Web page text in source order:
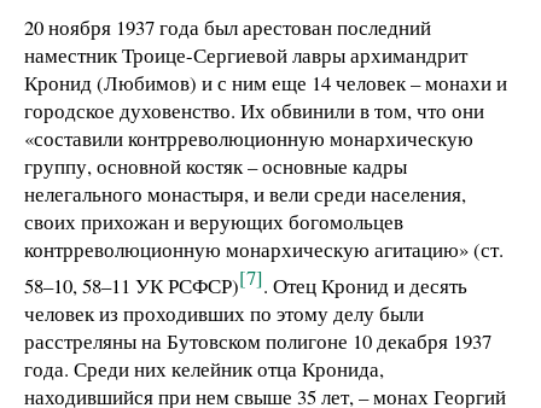
20 ноября 1937 года был арестован последний
наместник Троице-Сергиевой лавры архимандрит
Кронид (Любимов) и с ним еще 14 человек – монахи и
городское духовенство. Их обвинили в том, что они
«составили контрреволюционную монархическую
группу, основной костяк – основные кадры
нелегального монастыря, и вели среди населения,
своих прихожан и верующих богомольцев
контрреволюционную монархическую агитацию» (ст.
58–10, 58–11 УК РСФСР)[7]. Отец Кронид и десять
человек из проходивших по этому делу были
расстреляны на Бутовском полигоне 10 декабря 1937
года. Среди них келейник отца Кронида,
находившийся при нем свыше 35 лет, – монах Георгий